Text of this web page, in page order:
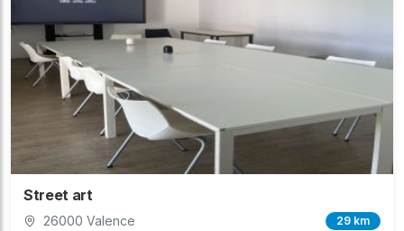
Street art
26000 Valence 29 km